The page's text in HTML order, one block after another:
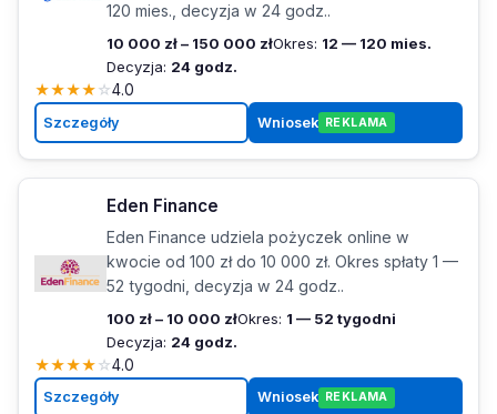
120 mies., decyzja w 24 godz..
10 000 zł – 150 000 złOkres: 12 — 120 mies.
Decyzja: 24 godz.
★★★★☆4.0
Szczegóły Wniosek REKLAMA
Eden Finance
Eden Finance udziela pożyczek online w
kwocie od 100 zł do 10 000 zł. Okres spłaty 1 —
52 tygodni, decyzja w 24 godz..
100 zł – 10 000 złOkres: 1 — 52 tygodni
Decyzja: 24 godz.
★★★★☆4.0
Szczegóły Wniosek REKLAMA